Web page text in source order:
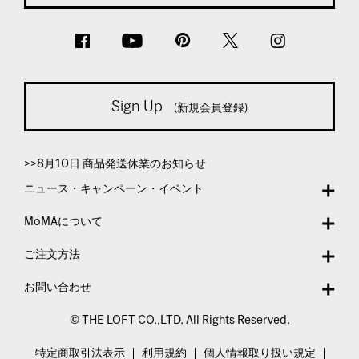
Sign Up (新規会員登録)
>>8月10日 商品発送休業のお知らせ
ニュース・キャンペーン・イベント
MoMAについて
ご注文方法
お問い合わせ
© THE LOFT CO.,LTD. All Rights Reserved.
特定商取引法表示 利用規約 個人情報取り扱い規定